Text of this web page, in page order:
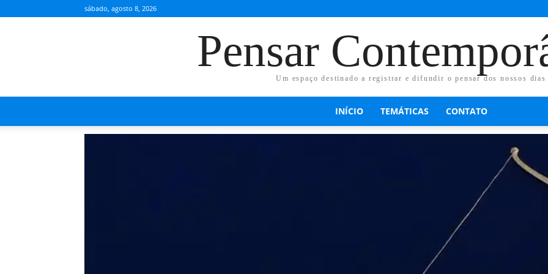
sábado, agosto 8, 2026
Pensar
Um espaço destinado a registrar e difundir o pensar dos nossos dias
INÍCIO TEMÁTICAS CONTATO